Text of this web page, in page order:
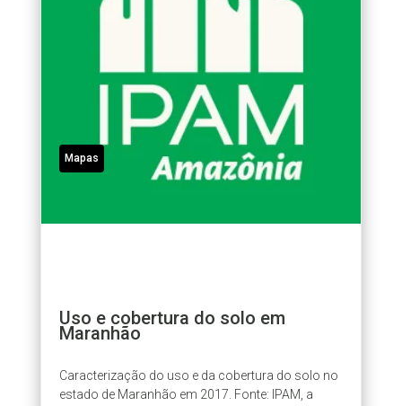
Mapas
Uso e cobertura do solo em
Maranhão
Caracterização do uso e da cobertura do solo no
estado de Maranhão em 2017. Fonte: IPAM, a